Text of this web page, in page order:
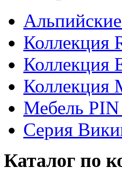
Коллекция
Коллекция
Коллекция
Мебель
Серия
Каталог по